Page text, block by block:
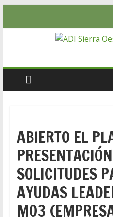
ABIERTO EL
SOLICITUDES
AYUDAS
M03